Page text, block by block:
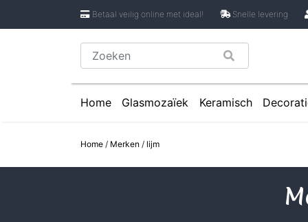
Betaal veilig online met ideal! Snelle levering
Home
Glasmozaïek
Glasmozaïek steentjes 2 cm
Glasmozaïek steentjes Pixel 8 mm
Keramisch
Keramische Cirkels
Keramische
Keramische
Home / Merken / lijm